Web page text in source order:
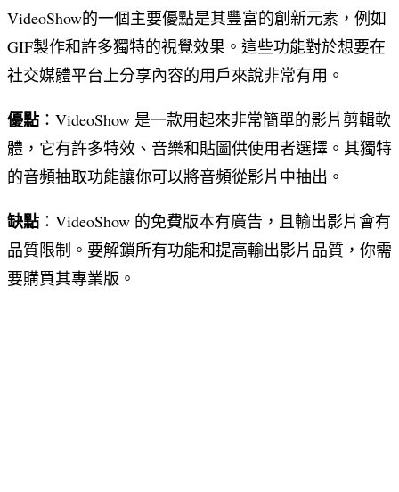
VideoShow的一個主要優點是其豐富的創新元素，例如
GIF製作和許多獨特的視覺效果。這些功能對於想要在
社交媒體平台上分享內容的用戶來說非常有用。
優點 ：VideoShow 是一款用起來非常簡單的影片剪輯軟
體，它有許多特效、音樂和貼圖供使用者選擇。其獨特
的音頻抽取功能讓你可以將音頻從影片中抽出。
缺點 ：VideoShow 的免費版本有廣告，且輸出影片會有
品質限制。要解鎖所有功能和提高輸出影片品質，你需
要購買其專業版。